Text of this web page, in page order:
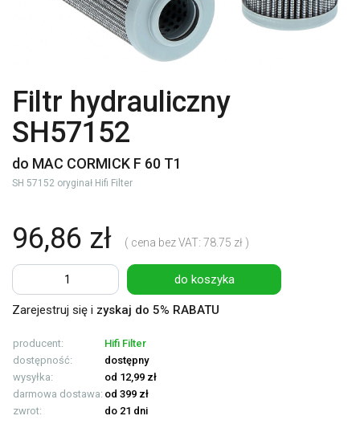
Filtr hydrauliczny
SH57152
do MAC CORMICK F 60 T1
SH 57152 oryginał Hifi Filter
96,86 zł ( cena bez VAT: 78.75 zł )
do koszyka
Zarejestruj się i zyskaj do 5% RABATU
producent:
Hifi Filter
dostępność:
dostępny
wysyłka:
od 12,99 zł
darmowa dostawa: od 399 zł
zwrot:
do 21 dni